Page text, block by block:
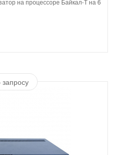
на процессоре Байкал-Т на 6
запросу